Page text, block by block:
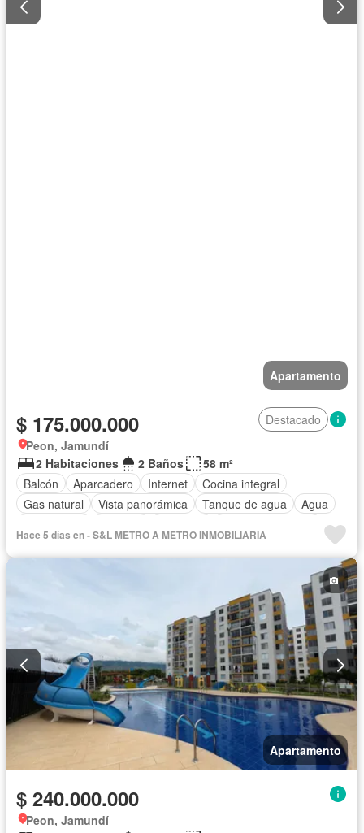
Apartamento
$ 175.000.000
Destacado
Peon, Jamundí
2 Habitaciones
2 Baños
58 m²
Balcón
Aparcadero Internet
Cocina integral
Gas natural
Vista panorámica Tanque de agua
Agua
Hace 5 días en - S&L METRO A METRO INMOBILIARIA
Apartamento
$ 240.000.000
Peon, Jamundí